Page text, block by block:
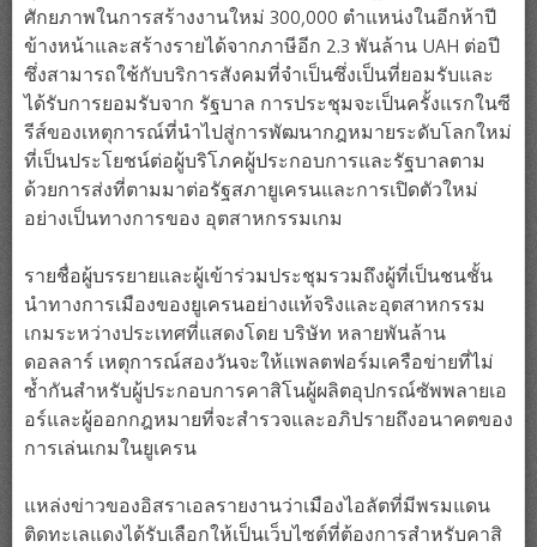
ศักยภาพในการสร้างงานใหม่ 300,000 ตำแหน่งในอีกห้าปี
ข้างหน้าและสร้างรายได้จากภาษีอีก 2.3 พันล้าน UAH ต่อปี
ซึ่งสามารถใช้กับบริการสังคมที่จำเป็นซึ่งเป็นที่ยอมรับและ
ได้รับการยอมรับจาก รัฐบาล การประชุมจะเป็นครั้งแรกในซี
รีส์ของเหตุการณ์ที่นำไปสู่การพัฒนากฎหมายระดับโลกใหม่
ที่เป็นประโยชน์ต่อผู้บริโภคผู้ประกอบการและรัฐบาลตาม
ด้วยการส่งที่ตามมาต่อรัฐสภายูเครนและการเปิดตัวใหม่
อย่างเป็นทางการของ อุตสาหกรรมเกม
รายชื่อผู้บรรยายและผู้เข้าร่วมประชุมรวมถึงผู้ที่เป็นชนชั้น
นำทางการเมืองของยูเครนอย่างแท้จริงและอุตสาหกรรม
เกมระหว่างประเทศที่แสดงโดย บริษัท หลายพันล้าน
ดอลลาร์ เหตุการณ์สองวันจะให้แพลตฟอร์มเครือข่ายที่ไม่
ซ้ำกันสำหรับผู้ประกอบการคาสิโนผู้ผลิตอุปกรณ์ซัพพลายเอ
อร์และผู้ออกกฎหมายที่จะสำรวจและอภิปรายถึงอนาคตของ
การเล่นเกมในยูเครน
แหล่งข่าวของอิสราเอลรายงานว่าเมืองไอลัตที่มีพรมแดน
ติดทะเลแดงได้รับเลือกให้เป็นเว็บไซต์ที่ต้องการสำหรับคาสิ